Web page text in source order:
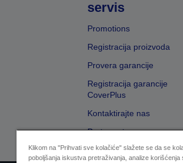
servis
Promotions
Registracija proizvoda
Provera garancije
Registracija garancije
CoverPlus
Kontaktirajte nas
Pretraga trgovaca
Klikom na "Prihvati sve kolačiće" slažete se da se
poboljšanja iskustva pretraživanja, analize korišćenja